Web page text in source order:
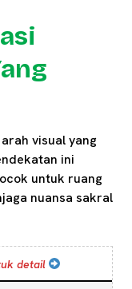
visual yang
ini
untuk ruang
nuansa sakral
detail